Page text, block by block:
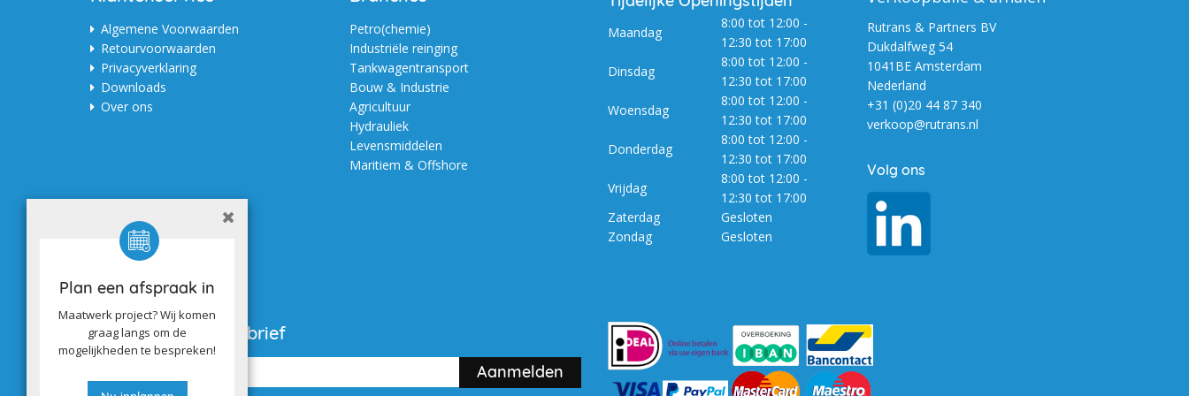
Plan een afspraak in
Maatwerk project? Wij komen
graag langs om de
mogelijkheden te bespreken!
Algemene Voorwaarden
Retourvoorwaarden
Privacyverklaring
Downloads
Over ons
Petro(chemie)
Industriële reinging
Tankwagentransport
Bouw & Industrie
Agricultuur
Hydrauliek
Levensmiddelen
Maritiem & Offshore
Maandag
8:00 tot 12:00 -
12:30 tot 17:00
Dinsdag
8:00 tot 12:00 -
12:30 tot 17:00
Woensdag
8:00 tot 12:00 -
12:30 tot 17:00
Donderdag
8:00 tot 12:00 -
12:30 tot 17:00
Vrijdag
8:00 tot 12:00 -
12:30 tot 17:00
Zaterdag
Gesloten
Zondag
Gesloten
Rutrans & Partners BV
Dukdalfweg 54
1041BE Amsterdam
Nederland
+31 (0)20 44 87 340
verkoop@rutrans.nl
Volg ons
Aanmelden nieuwsbrief